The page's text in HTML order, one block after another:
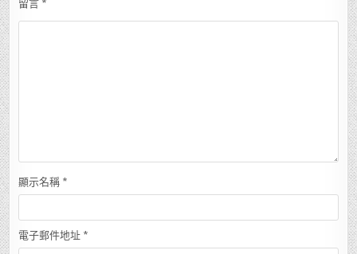
留言 *
顯示名稱 *
電子郵件地址 *